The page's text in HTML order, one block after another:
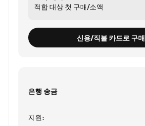
적합 대상 첫 구매/소액
신용/직불 카드로 구매
은행 송금
지원: